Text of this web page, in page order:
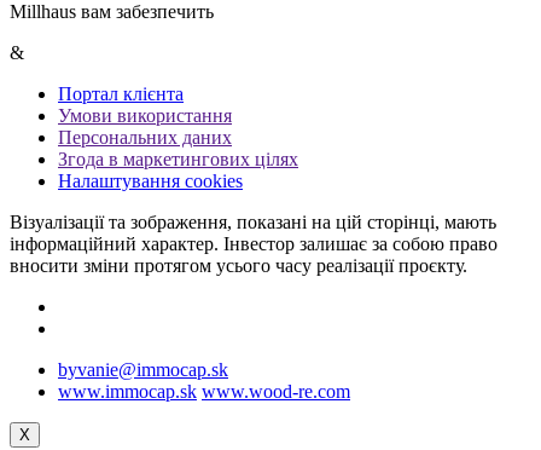
Millhaus вам забезпечить
&
Портал клієнта
Умови використання
Персональних даних
Згода в маркетингових цілях
Налаштування cookies
Візуалізації та зображення, показані на цій сторінці, мають
інформаційний характер. Інвестор залишає за собою право
вносити зміни протягом усього часу реалізації проєкту.
byvanie@immocap.sk
www.immocap.sk www.wood-re.com
X